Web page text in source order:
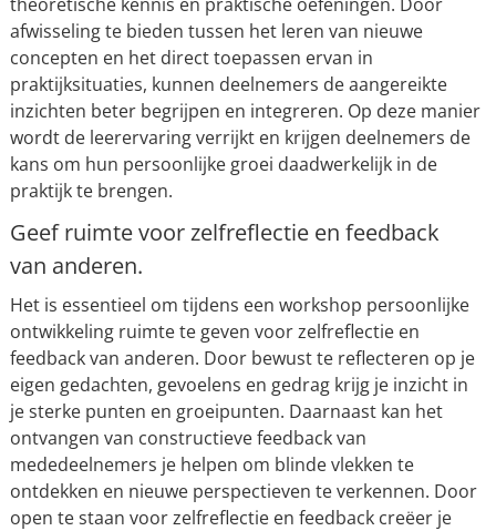
afwisseling te bieden tussen het leren van nieuwe
concepten en het direct toepassen ervan in
praktijksituaties, kunnen deelnemers de aangereikte
inzichten beter begrijpen en integreren. Op deze manier
wordt de leerervaring verrijkt en krijgen deelnemers de
kans om hun persoonlijke groei daadwerkelijk in de
praktijk te brengen.
Geef ruimte voor zelfreflectie en feedback
van anderen.
Het is essentieel om tijdens een workshop persoonlijke
ontwikkeling ruimte te geven voor zelfreflectie en
feedback van anderen. Door bewust te reflecteren op je
eigen gedachten, gevoelens en gedrag krijg je inzicht in
je sterke punten en groeipunten. Daarnaast kan het
ontvangen van constructieve feedback van
mededeelnemers je helpen om blinde vlekken te
ontdekken en nieuwe perspectieven te verkennen. Door
open te staan voor zelfreflectie en feedback creëer je